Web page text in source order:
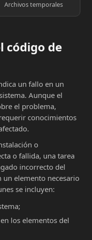
Archivos temporales
código de
un fallo en un
Aunque el
el problema,
conocimientos
o
o fallida, una tarea
incorrecto del
un elemento necesario
se incluyen:
los elementos del